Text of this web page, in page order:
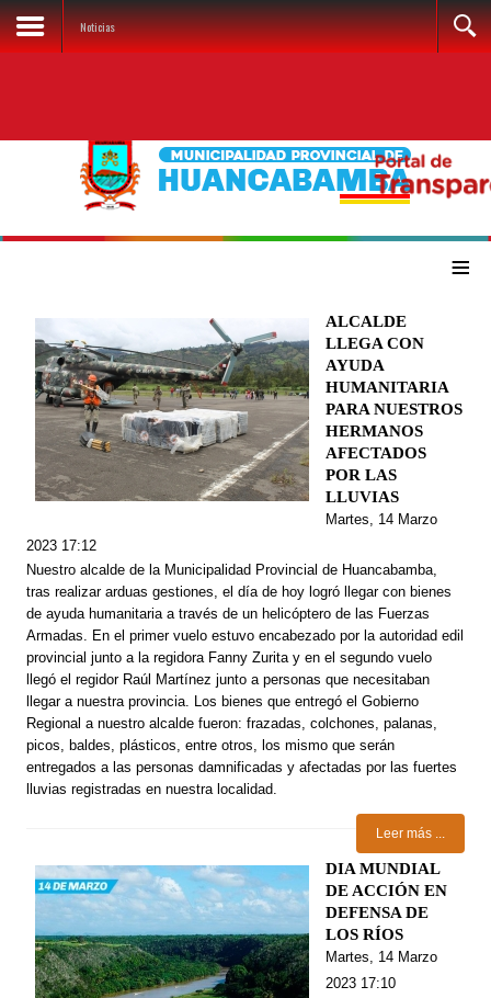
Noticias
≡
ALCALDE
LLEGA CON
AYUDA
HUMANITARIA
PARA NUESTROS
HERMANOS
AFECTADOS
POR LAS
LLUVIAS
Martes, 14 Marzo
2023 17:12
Nuestro alcalde de la Municipalidad Provincial de Huancabamba,
tras realizar arduas gestiones, el día de hoy logró llegar con bienes
de ayuda humanitaria a través de un helicóptero de las Fuerzas
Armadas. En el primer vuelo estuvo encabezado por la autoridad edil
provincial junto a la regidora Fanny Zurita y en el segundo vuelo
llegó el regidor Raúl Martínez junto a personas que necesitaban
llegar a nuestra provincia. Los bienes que entregó el Gobierno
Regional a nuestro alcalde fueron: frazadas, colchones, palanas,
picos, baldes, plásticos, entre otros, los mismo que serán
entregados a las personas damnificadas y afectadas por las fuertes
lluvias registradas en nuestra localidad.
Leer más ...
DIA MUNDIAL
DE ACCIÓN EN
DEFENSA DE
LOS RÍOS
Martes, 14 Marzo
2023 17:10